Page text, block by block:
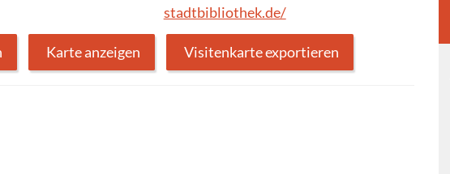
stadtbibliothek.de/
Karte anzeigen Visitenkarte exportieren